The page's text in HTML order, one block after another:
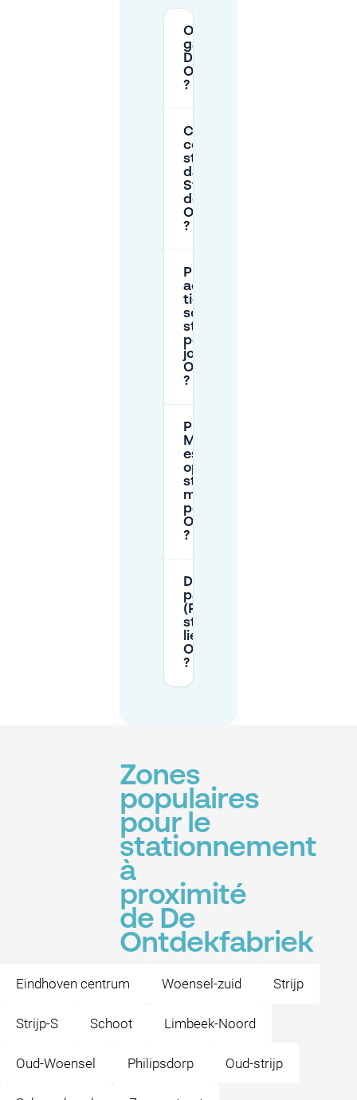
Où puis-je me
garer près de
De
Ontdekfabriek
?
Combien
coûte le
stationnement
dans la rue à
Strijp-S près
de De
Ontdekfabriek
?
Puis-je
acheter un
ticket de
sortie de
stationnement
pour toute la
journée à De
Ontdekfabriek
?
P+R
Meerhoven
est-il une
option de
stationnement
moins chère
pour De
Ontdekfabriek
?
Dois-je payer
par carte
(PIN) pour le
stationnement
lié à De
Ontdekfabriek
?
Zones
populaires
pour le
stationnement
à
proximité
de De
Ontdekfabriek
Eindhoven centrum Woensel-zuid Strijp
Strijp-S Schoot Limbeek-Noord
Oud-Woensel Philipsdorp Oud-strijp